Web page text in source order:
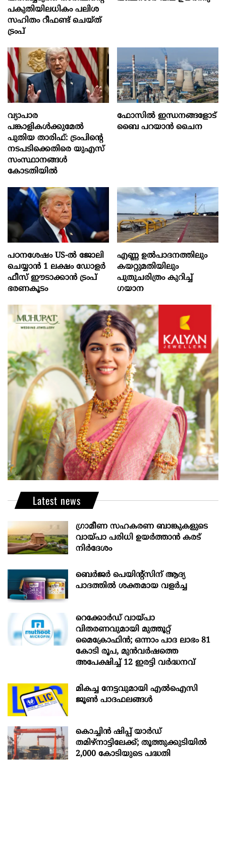
പകുതിയിലധികം പലിശ
സഹിതം റീഫണ്ട് ചെയ്ത്
ട്രംപ്
വ്യാപാര
പങ്കാളികൾക്കുമേൽ
പുതിയ താരിഫ്: ട്രംപിന്‍റെ
നടപടിക്കെതിരെ യുഎസ്
സംസ്ഥാനങ്ങൾ
കോടതിയിൽ
ഫോസിൽ ഇന്ധനങ്ങളോട്
ബൈ പറയാൻ ചൈന
പഠനശേഷം US-ൽ ജോലി
ചെയ്യാൻ 1 ലക്ഷം ഡോളർ
ഫീസ് ഈടാക്കാൻ ട്രംപ്
ഭരണകൂടം
എണ്ണ ഉൽപാദനത്തിലും
കയറ്റുമതിയിലും
പുതുചരിത്രം കുറിച്ച്
ഗയാന
Latest news
ഗ്രാമീണ സഹകരണ ബാങ്കുകളുടെ
വായ്പാ പരിധി ഉയർത്താൻ കരട്
നിർദേശം
ബെർജർ പെയിന്റ്സിന് ആദ്യ
പാദത്തിൽ ശക്തമായ വളർച്ച
റെക്കോർഡ് വായ്പാ
വിതരണവുമായി മുത്തൂറ്റ്
മൈക്രോഫിൻ; ഒന്നാം പാദ ലാഭം 81
കോടി രൂപ, മുൻവർഷത്തെ
അപേക്ഷിച്ച് 12 ഇരട്ടി വർദ്ധനവ്
മികച്ച നേട്ടവുമായി എൽഐസി
ജൂൺ പാദഫലങ്ങൾ
കൊച്ചിന്‍ ഷിപ്പ് യാർഡ്
തമിഴ്നാട്ടിലേക്ക്; തൂത്തുക്കുടിയിൽ
2,000 കോടിയുടെ പദ്ധതി